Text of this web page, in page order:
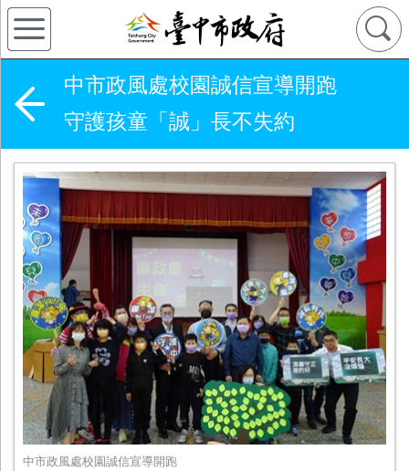
中市政風處校園誠信宣導開跑
守護孩童「誠」長不失約
中市政風處校園誠信宣導開跑